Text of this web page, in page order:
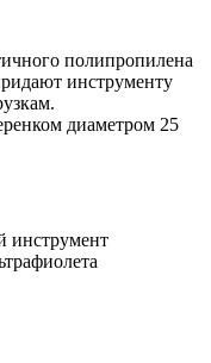
полипропилена
инструменту
диаметром 25
инструмент